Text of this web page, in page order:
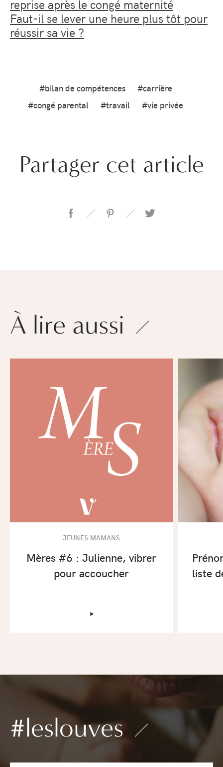
reprise après le congé maternité
Faut-il se lever une heure plus tôt pour
réussir sa vie ?
#bilan de compétences
#carrière
#congé parental
#travail #vie privée
Partager cet article
À lire aussi
JEUNES MAMANS
Mères #6 : Julienne, vibrer
pour accoucher
‣
liste
#leslouves